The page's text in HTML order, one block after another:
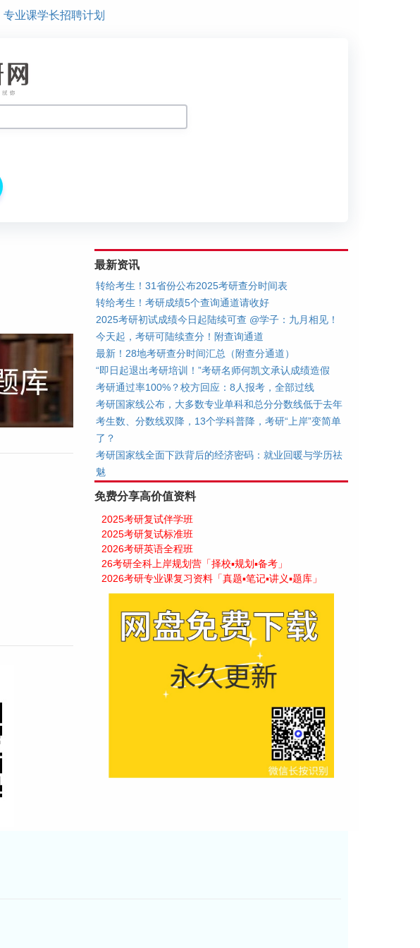
专业课学长招聘计划
最新资讯
转给考生！31省份公布2025考研查分时间表
转给考生！考研成绩5个查询通道请收好
2025考研初试成绩今日起陆续可查 @学子：九月相见！
今天起，考研可陆续查分！附查询通道
最新！28地考研查分时间汇总（附查分通道）
“即日起退出考研培训！”考研名师何凯文承认成绩造假
考研通过率100%？校方回应：8人报考，全部过线
考研国家线公布，大多数专业单科和总分分数线低于去年
考生数、分数线双降，13个学科普降，考研“上岸”变简单
了？
考研国家线全面下跌背后的经济密码：就业回暖与学历祛
魅
免费分享高价值资料
2025考研复试伴学班
2025考研复试标准班
2026考研英语全程班
26考研全科上岸规划营「择校▪规划▪备考」
2026考研专业课复习资料「真题▪笔记▪讲义▪题库」